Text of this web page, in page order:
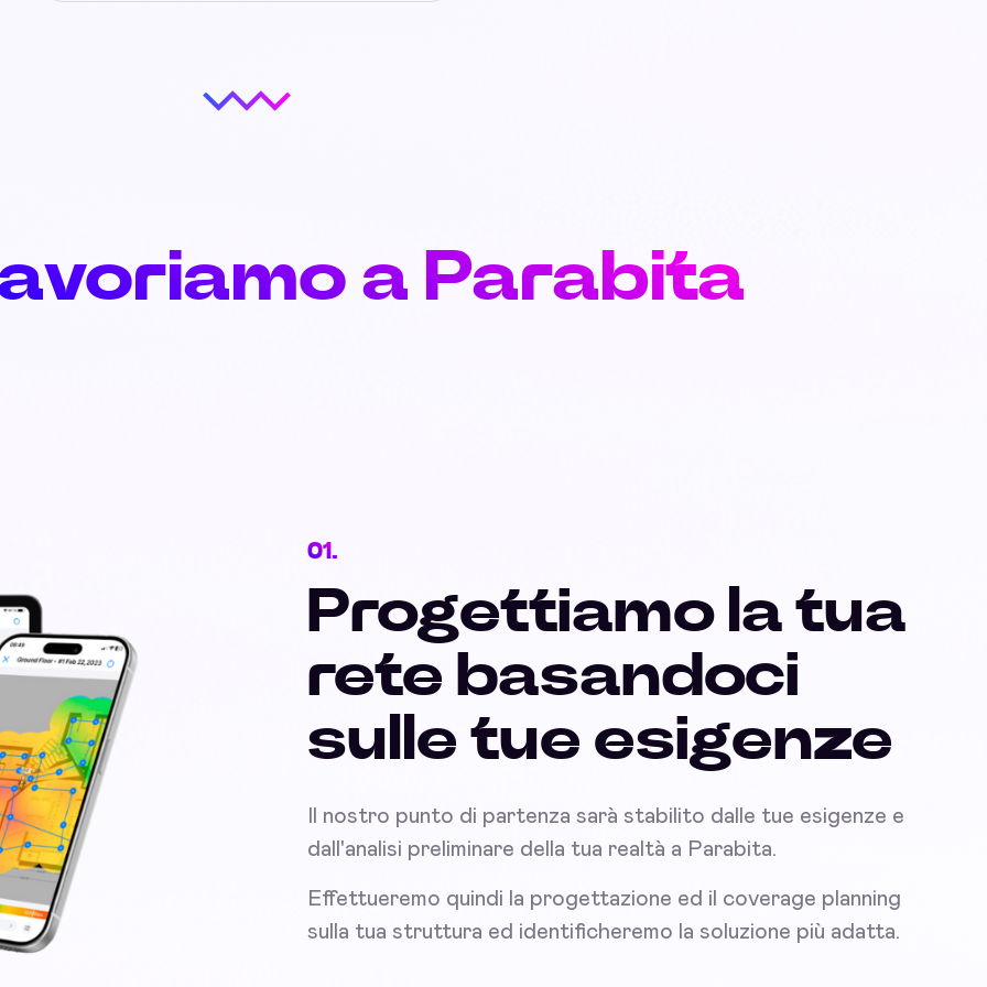
a Parabita
01.
Progettiamo la tua
rete basandoci
sulle tue esigenze
Il nostro punto di partenza sarà stabilito dalle tue esigenze e
dall'analisi preliminare della tua realtà a Parabita.
Effettueremo quindi la progettazione ed il coverage planning
sulla tua struttura ed identificheremo la soluzione più adatta.